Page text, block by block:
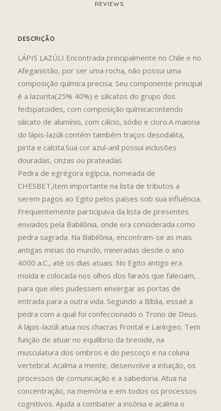
REVIEWS
DESCRIÇÃO
LÁPIS LAZÚLI Encontrada principalmente no Chile e no
Afeganistão, por ser uma rocha, não possui uma
composição química precisa. Seu componente principal
é a lazurita(25% 40%) e silicatos do grupo dos
fedspatoides, com composição químicacontendo
silicato de alumínio, com cálcio, sódio e cloro.A maioria
do lápis-lazúli contém também traços desodalita,
pirita e calcita.Sua cor azul-anil possui inclusões
douradas, cinzas ou prateadas.
Pedra de egrégora egípcia, nomeada de
CHESBET,item importante na lista de tributos a
serem pagos ao Egito pelos países sob sua influência.
Frequentemente participava da lista de presentes
enviados pela Babilônia, onde era considerada como
pedra sagrada. Na Babilônia, encontram-se as mais
antigas minas do mundo, mineradas desde o ano
4000 a.C., até os dias atuais. No Egito antigo era
moída e colocada nos olhos dos faraós que faleciam,
para que eles pudessem enxergar as portas de
entrada para a outra vida. Segundo a Bíblia, essaé a
pedra com a qual foi confeccionado o Trono de Deus.
A lápis-lazúli atua nos chacras Frontal e Laríngeo. Tem
função de atuar no equilíbrio da tireoide, na
musculatura dos ombros e do pescoço e na coluna
vertebral. Acalma a mente, desenvolve a intuição, os
processos de comunicação e a sabedoria. Atua na
concentração, na memória e em todos os processos
cognitivos. Ajuda a combater a insônia e acalma o